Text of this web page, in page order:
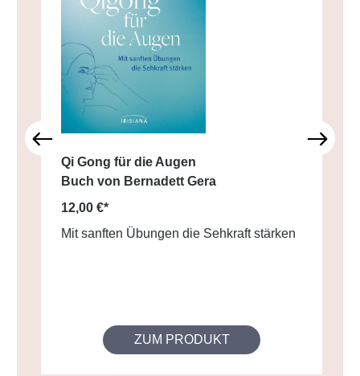
Qi Gong für die Augen
Buch von Bernadett Gera
12,00 €*
Mit sanften Übungen die Sehkraft stärken
ZUM PRODUKT